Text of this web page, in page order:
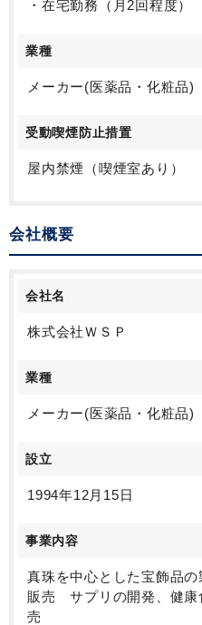
・在宅勤務（月2回程度）
業種
メーカー(医薬品・化粧品)
受動喫煙防止措置
屋内禁煙（喫煙室あり）
会社概要
会社名
株式会社ＷＳＰ
業種
メーカー(医薬品・化粧品)
設立
1994年12月15日
事業内容
真珠を中心とした宝飾品
販売 サプリの開発、健康
売